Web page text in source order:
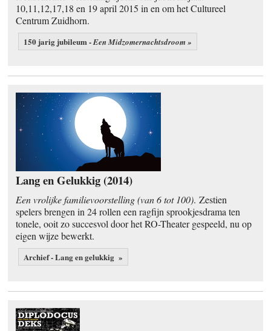
10,11,12,17,18 en 19 april 2015 in en om het Cultureel
Centrum Zuidhorn.
150 jarig jubileum -Een Midzomernachtsdroom »
Lang en Gelukkig (2014)
Een vrolijke familievoorstelling (van 6 tot 100). Zestien
spelers brengen in 24 rollen een ragfijn sprookjesdrama ten
tonele, ooit zo succesvol door het RO-Theater gespeeld, nu op
eigen wijze bewerkt.
Archief - Lang en gelukkig »